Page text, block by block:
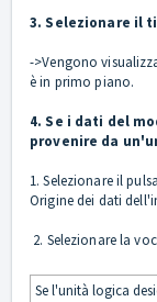
3. Selezionare il
->Vengono
è in primo piano.
4. Se i dati del
provenire da
1. Selezionare il
Origine dei dati
2. Selezionare la
Se l'unità logica